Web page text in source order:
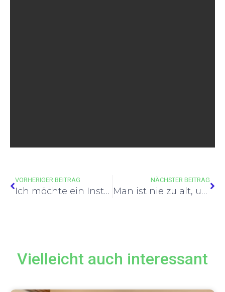
VORHERIGER BEITRAG
Ich möchte ein Instrument lernen!
NÄCHSTER BEITRAG
Man ist nie zu alt, um ein Instrument zu lernen!
Vielleicht auch interessant